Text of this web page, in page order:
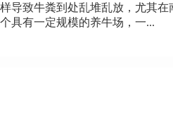
导致牛粪到处乱堆乱放，尤其
具有一定规模的养牛场，一...